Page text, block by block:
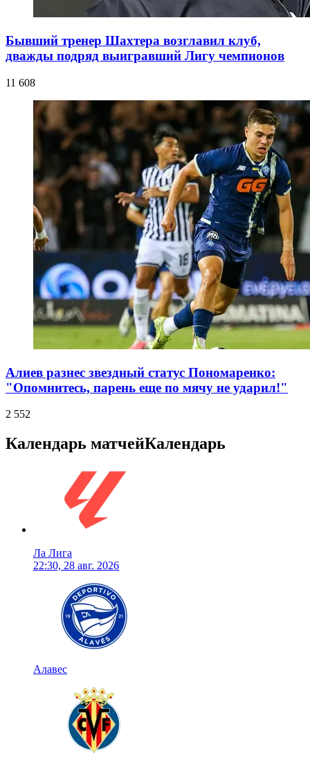
Бывший тренер Шахтера возглавил клуб,
дважды подряд выигравший Лигу чемпионов
11 608
Алиев разнес звездный статус Пономаренко:
"Опомнитесь, парень еще по мячу не ударил!"
2 552
Календарь матчейКалендарь
Ла Лига
22:30, 28 авг. 2026
Алавес